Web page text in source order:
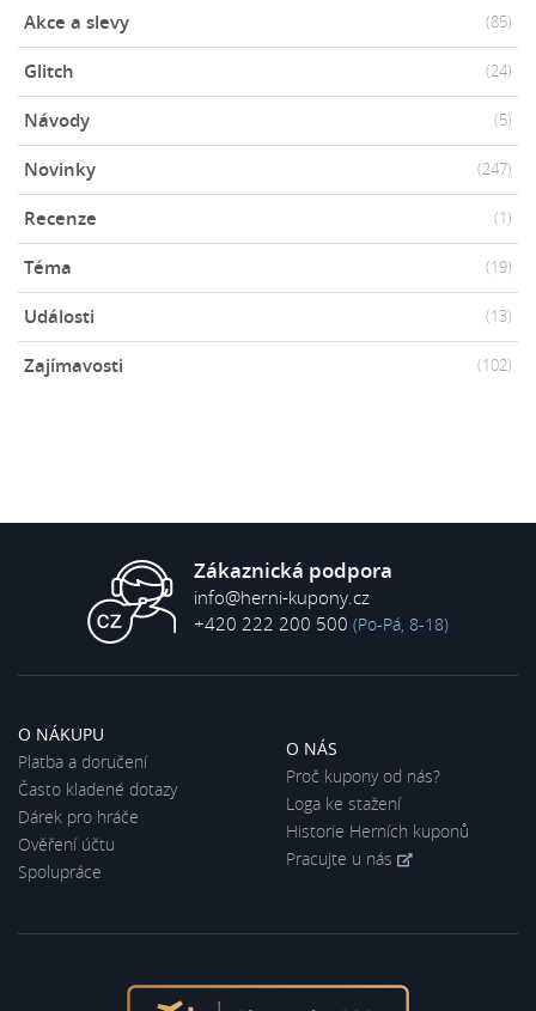
Akce a slevy (85)
Glitch (24)
Návody (5)
Novinky (247)
Recenze (1)
Téma (19)
Události (13)
Zajímavosti (102)
Zákaznická podpora
info@herni-kupony.cz
+420 222 200 500 (Po-Pá, 8-18)
O NÁKUPU
Platba a doručení
Často kladené dotazy
Dárek pro hráče
Ověření účtu
Spolupráce
O NÁS
Proč kupony od nás?
Loga ke stažení
Historie Herních kuponů
Pracujte u nás